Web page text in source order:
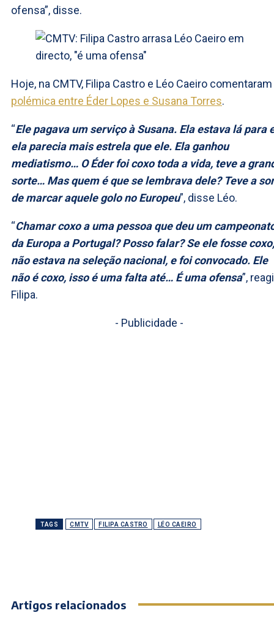
ofensa”, disse.
Hoje, na CMTV, Filipa Castro e Léo Caeiro comentaram
polémica entre Éder Lopes e Susana Torres.
“Ele pagava um serviço à Susana. Ela estava lá para
ela parecia mais estrela que ele. Ela ganhou
mediatismo… O Éder foi coxo toda a vida, teve a
sorte… Mas quem é que se lembrava dele? Teve a
de marcar aquele golo no Europeu”, disse Léo.
“Chamar coxo a uma pessoa que deu um
da Europa a Portugal? Posso falar? Se ele fosse coxo,
não estava na seleção nacional, e foi convocado. Ele
não é coxo, isso é uma falta até… É uma ofensa”,
Filipa.
- Publicidade -
TAGS CMTV FILIPA CASTRO LÉO CAEIRO
Artigos relacionados